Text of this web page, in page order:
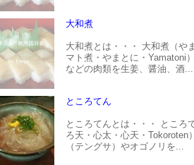
大和煮
大和煮とは・・・ 大和煮（や
マト煮・やまとに・Yamatoni
などの肉類を生姜、醤油、酒...
ところてん
ところてんとは・・・ ところ
ろ天・心太・心天・Tokoroten
（テングサ）やオゴノリを...